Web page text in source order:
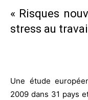
« Risques
stress au
Une étude
2009 dans 31 pays